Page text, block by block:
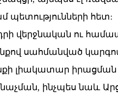
հետ:
վերջնական ու
սահմանված
լիակատար
ինչպես նաև